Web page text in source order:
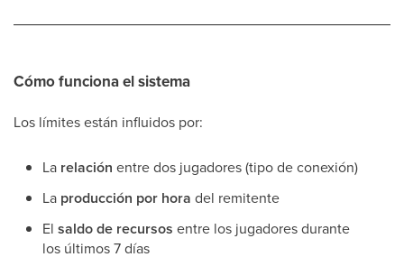
Cómo funciona el sistema
Los límites están influidos por:
La relación entre dos jugadores (tipo de conexión)
La producción por hora del remitente
El saldo de recursos entre los jugadores durante
los últimos 7 días